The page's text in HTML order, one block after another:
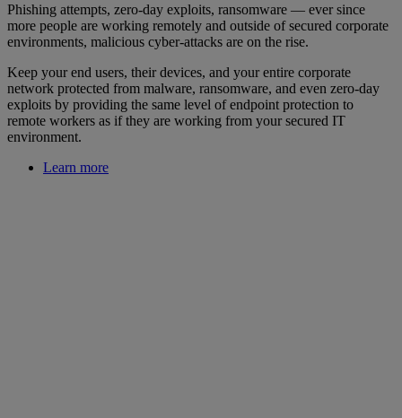
Phishing attempts, zero-day exploits, ransomware — ever since
more people are working remotely and outside of secured corporate
environments, malicious cyber-attacks are on the rise.
Keep your end users, their devices, and your entire corporate
network protected from malware, ransomware, and even zero-day
exploits by providing the same level of endpoint protection to
remote workers as if they are working from your secured IT
environment.
Learn more